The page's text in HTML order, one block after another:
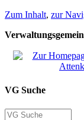
Zum Inhalt, zur
VG Suche